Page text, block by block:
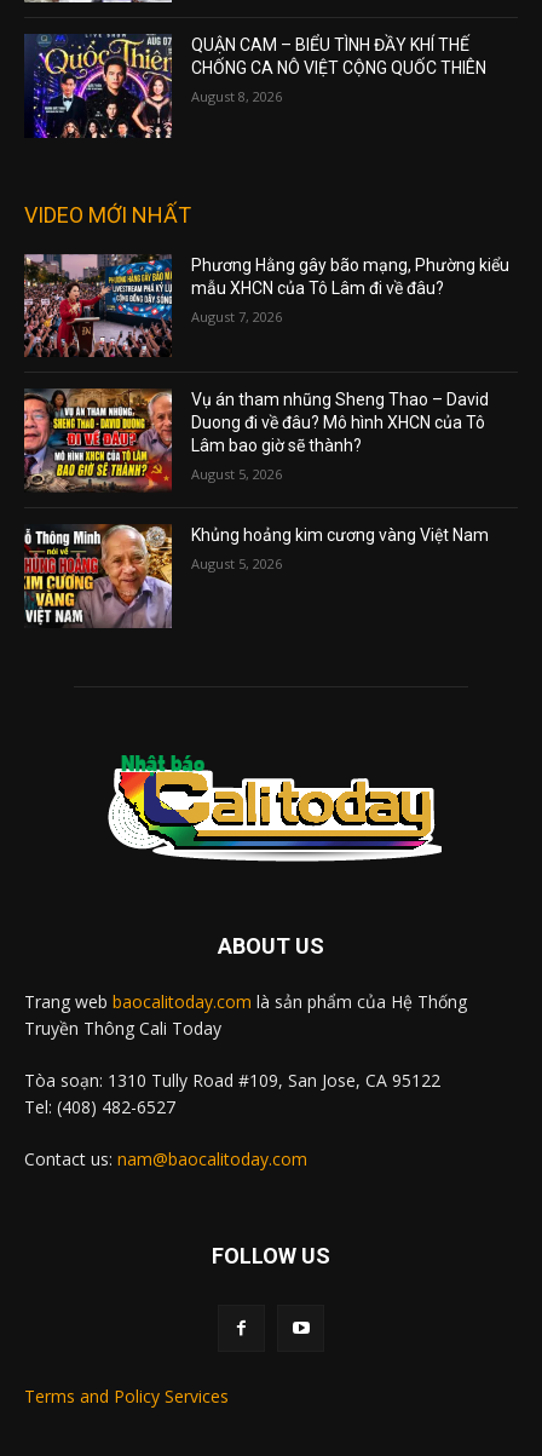
QUẬN CAM – BIỂU TÌNH ĐẦY KHÍ THẾ
CHỐNG CA NÔ VIỆT CỘNG QUỐC THIÊN
August 8, 2026
VIDEO MỚI NHẤT
Phương Hằng gây bão mạng, Phường kiểu
mẫu XHCN của Tô Lâm đi về đâu?
August 7, 2026
Vụ án tham nhũng Sheng Thao – David
Duong đi về đâu? Mô hình XHCN của Tô
Lâm bao giờ sẽ thành?
August 5, 2026
Khủng hoảng kim cương vàng Việt Nam
August 5, 2026
ABOUT US
Trang web baocalitoday.com là sản phẩm của Hệ Thống
Truyền Thông Cali Today
Tòa soạn: 1310 Tully Road #109, San Jose, CA 95122
Tel: (408) 482-6527
Contact us: nam@baocalitoday.com
FOLLOW US
Terms and Policy Services